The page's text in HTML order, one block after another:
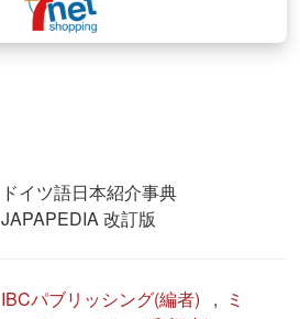
ドイツ語日本紹介事典
JAPAPEDIA 改訂版
IBCパブリッシング(編者) , ミ